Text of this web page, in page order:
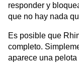
responder y
que no hay nada
Es posible que
completo.
aparece una pelota